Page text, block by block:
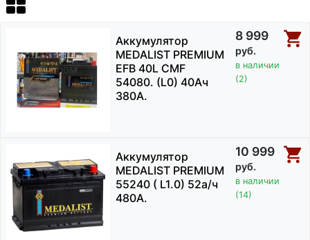
Аккумулятор
MEDALIST PREMIUM
EFB 40L CMF
54080. (L0) 40Ач
380A.
8 999
руб.
в наличии
(2)
Аккумулятор
MEDALIST PREMIUM
55240 ( L1.0) 52а/ч
480А.
10 999
руб.
в наличии
(14)